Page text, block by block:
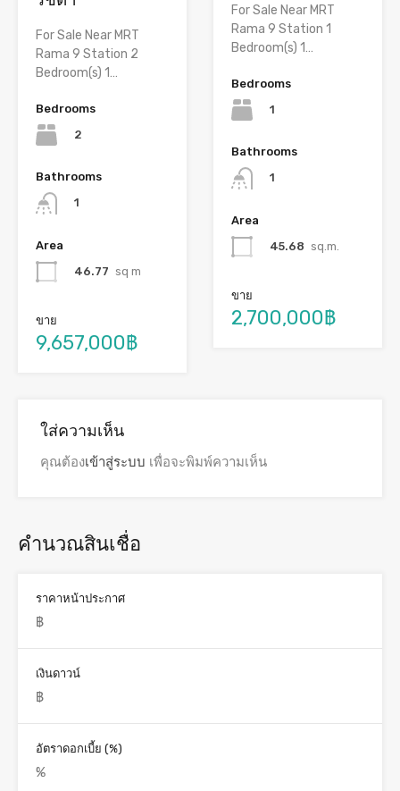
For Sale Near MRT
Rama 9 Station 2
Bedroom(s) 1…
Bedrooms
2
Bathrooms
1
Area
46.77 sq m
ขาย
9,657,000฿
For Sale Near MRT
Rama 9 Station 1
Bedroom(s) 1…
Bedrooms
1
Bathrooms
1
Area
45.68 sq.m.
ขาย
2,700,000฿
ใส่ความเห็น
คุณต้องเข้าสู่ระบบ เพื่อจะพิมพ์ความเห็น
คำนวณสินเชื่อ
ราคาหน้าประกาศ
เงินดาวน์
อัตราดอกเบี้ย (%)